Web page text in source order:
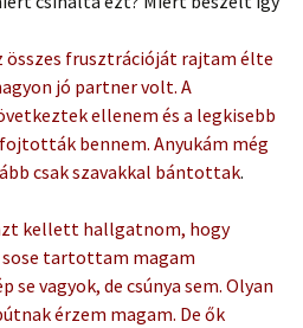
összes frusztrációját rajtam élte
jó partner volt. A
ellenem és a legkisebb
bennem. Anyukám még
csak szavakkal bántottak.
kellett hallgatnom, hogy
sose tartottam magam
se vagyok, de csúnya sem. Olyan
érzem magam. De ők